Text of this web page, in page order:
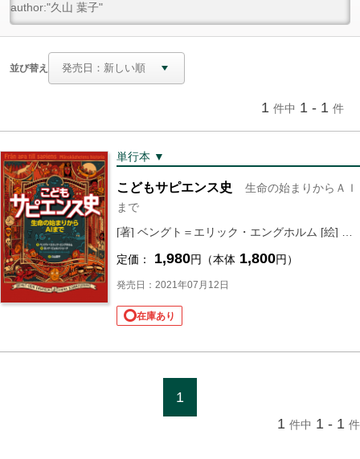
並び替え
1 件中 1 - 1 件
単行本 ▼
こどもサピエンス史
生命の始まりからＡＩ
まで
定価： 1,980円（本体 1,800円）
発売日：2021年07月12日
在庫あり
1
1 件中 1 - 1 件